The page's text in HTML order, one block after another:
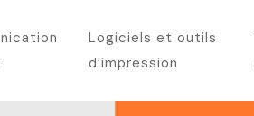
Logiciels et outils
d’impression